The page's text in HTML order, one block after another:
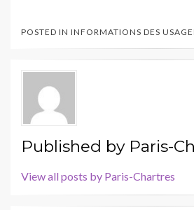
POSTED IN INFORMATIONS DES
Published by Paris-
View all posts by Paris-Chartres